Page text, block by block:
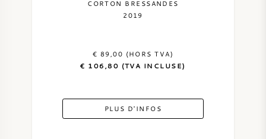
CORTON BRESSANDES
2019
€ 89,00 (HORS TVA)
€ 106,80 (TVA INCLUSE)
PLUS D'INFOS